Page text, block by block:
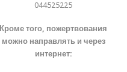
044525225
Кроме того, пожертвования
можно направлять и через
интернет: